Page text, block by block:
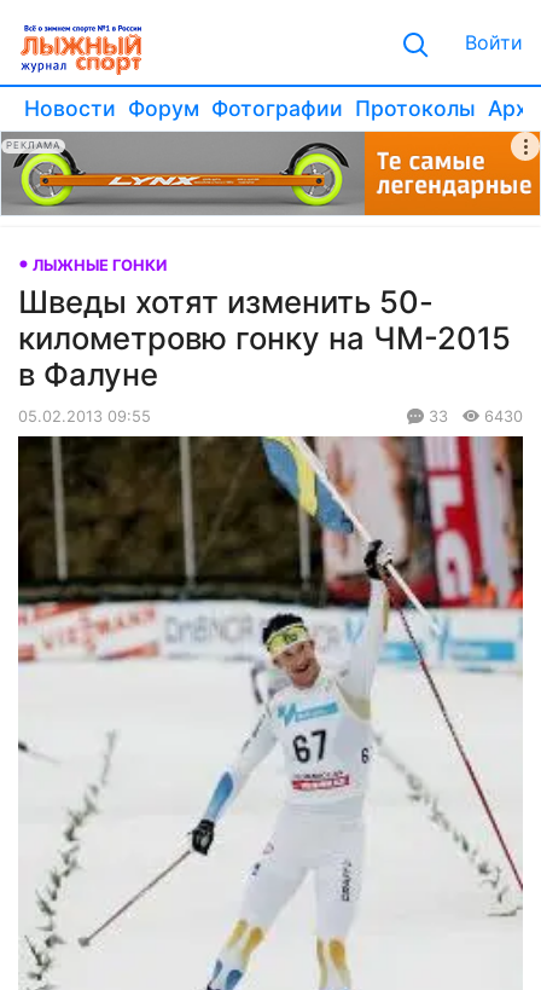
Войти
Новости Форум Фотографии Протоколы
РЕКЛАМА
ЛЫЖНЫЕ ГОНКИ
Шведы хотят изменить 50-
километровю гонку на ЧМ-2015
в Фалуне
05.02.2013 09:55 33 6430